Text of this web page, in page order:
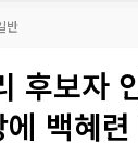
반
후보자
백혜련